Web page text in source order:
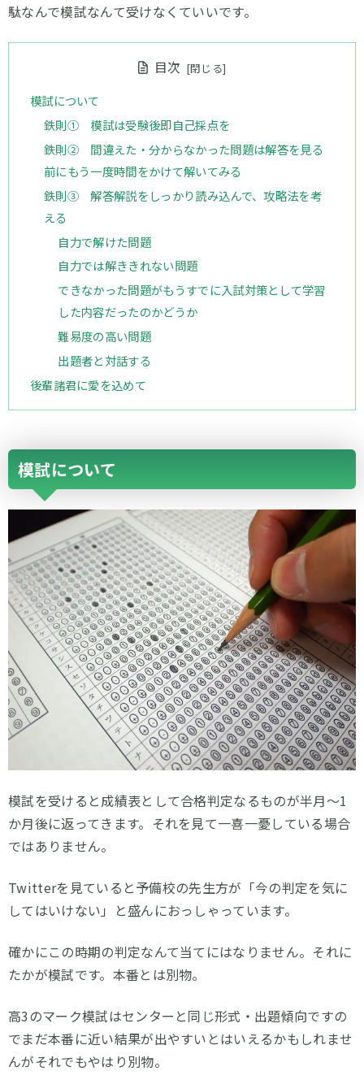
駄なんで模試なんて受けなくていいです。
目次
模試について
鉄則① 模試は受験後即自己採点を
鉄則② 間違えた・分からなかった問題は解答を見る
前にもう一度時間をかけて解いてみる
鉄則③ 解答解説をしっかり読み込んで、攻略法を考
える
自力で解けた問題
自力では解ききれない問題
できなかった問題がもうすでに入試対策として学習
した内容だったのかどうか
難易度の高い問題
出題者と対話する
後輩諸君に愛を込めて
模試について
模試を受けると成績表として合格判定なるものが半月～1
か月後に返ってきます。それを見て一喜一憂している場合
ではありません。
Twitterを見ていると予備校の先生方が「今の判定を気に
してはいけない」と盛んにおっしゃっています。
確かにこの時期の判定なんて当てにはなりません。それに
たかが模試です。本番とは別物。
高3のマーク模試はセンターと同じ形式・出題傾向ですの
でまだ本番に近い結果が出やすいとはいえるかもしれませ
んがそれでもやはり別物。